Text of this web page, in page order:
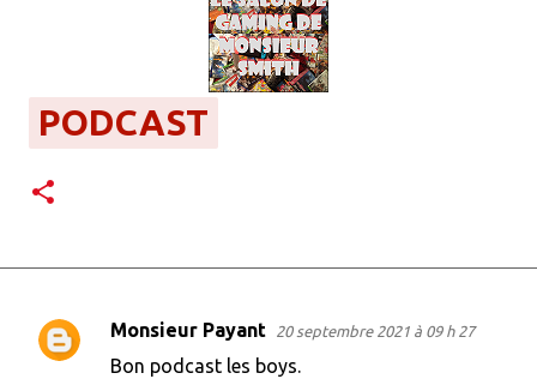
PODCAST
C
Monsieur Payant 20 septembre 2021 à 09 h 27
Bon podcast les boys.